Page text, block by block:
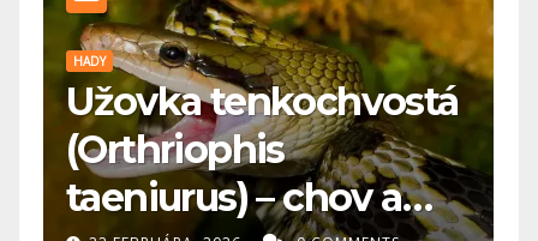
PES
🐕 Maďarská vyžla: pre
koho je vhodná a čo
potrebuje?